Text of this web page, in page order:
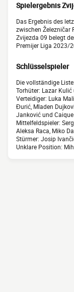
Spielergebnis
Das Ergebnis des
zwischen Železničar
Zvijezda 09 belegt
Premijer Liga 2023/
Schlüsselspieler
Die vollständige Liste:
Torhüter: Lazar
Verteidiger: Luka
Đurić, Mladen
Janković und
Mittelfeldspieler:
Aleksa Raca, Miko
Stürmer: Josip
Unklare Position: